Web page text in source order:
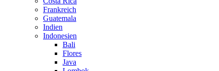
Frankreich
Guatemala
Indien
Indonesien
Bali
Flores
Java